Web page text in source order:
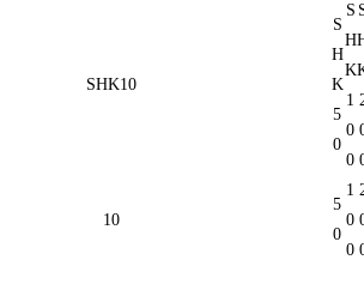
SHK10
S
H
K
5
0
S
H
K
1
0
0
10
5
0
1
0
0